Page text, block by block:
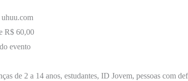
R$ 60,00
evento
de 2 a 14 anos, estudantes, ID Jovem, pessoas com